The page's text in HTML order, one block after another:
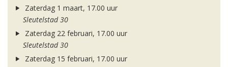
Zaterdag 1 maart, 17.00 uur
Sleutelstad 30
Zaterdag 22 februari, 17.00 uur
Sleutelstad 30
Zaterdag 15 februari, 17.00 uur